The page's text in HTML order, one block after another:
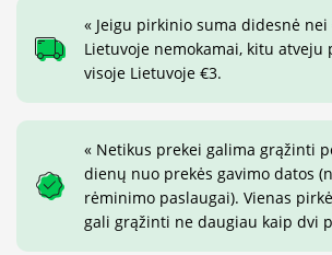
« Jeigu pirkinio suma didesnė
Lietuvoje nemokamai, kitu atveju
visoje Lietuvoje €3.
« Netikus prekei galima grąžinti
dienų nuo prekės gavimo datos
rėminimo paslaugai). Vienas
gali grąžinti ne daugiau kaip dvi